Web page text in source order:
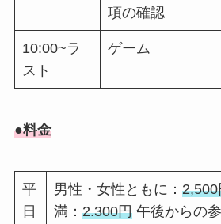
項の確認
10:00~ラ
スト
ゲーム
●料金
平
日
男性・女性ともに： 2,500
満： 2.300円午後からの